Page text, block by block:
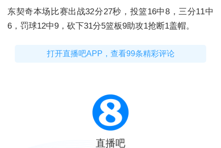
东契奇本场比赛出战32分27秒，投篮16中8，三分11中
6，罚球12中9，砍下31分5篮板9助攻1抢断1盖帽。
打开直播吧APP，查看99条精彩评论
直播吧